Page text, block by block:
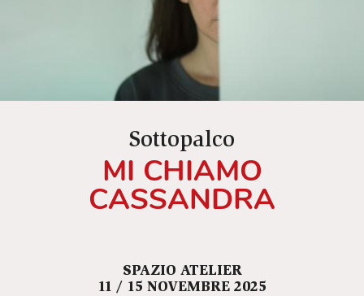
Sottopalco
MI CHIAMO
CASSANDRA
SPAZIO ATELIER
11 / 15 NOVEMBRE 2025